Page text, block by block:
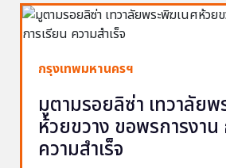
กรุงเทพมหานครฯ
มูตามรอยลิซ่า เทวาลัยพ
ห้วยขวาง ขอพรการงาน
ความสำเร็จ